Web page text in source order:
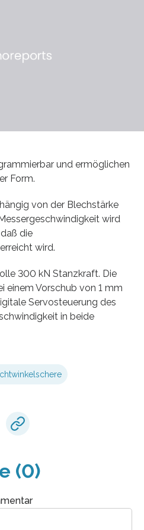
und ermöglichen
Form.
von der Blechstärke
wird
die
wird.
300 kN Stanzkraft. Die
einem Vorschub von 1 mm
Servosteuerung des
in beide
(0)